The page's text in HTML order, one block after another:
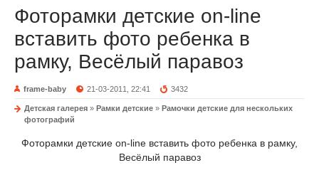
Фоторамки детские on-line
вставить фото ребенка в
рамку, Весёлый паравоз
frame-baby 21-03-2011, 22:41 3432
Детская галерея » Рамки детские » Рамочки детские для нескольких
фотографий
Фоторамки детские on-line вставить фото ребенка в рамку,
Весёлый паравоз